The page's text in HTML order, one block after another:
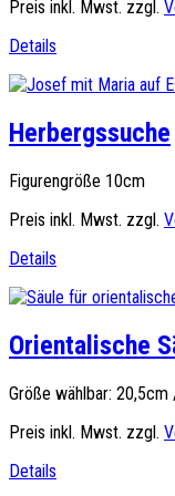
Preis inkl. Mwst. zzgl.
Details
Herbergssuche
Figurengröße 10cm
Preis inkl. Mwst. zzgl.
Details
Orientalische
Größe wählbar:
Preis inkl. Mwst. zzgl.
Details